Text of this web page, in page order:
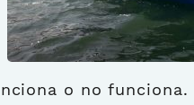
o no funciona.